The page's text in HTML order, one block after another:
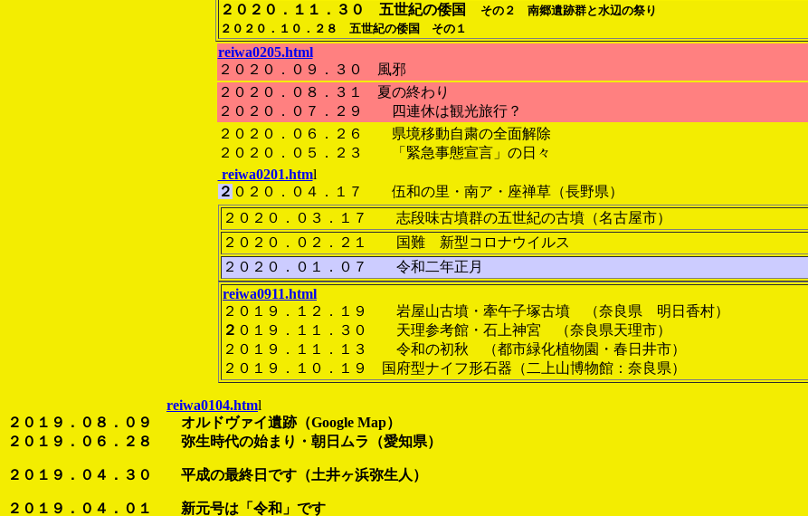
２０２０．１１．３０ 五世紀の倭国
その２ 南郷遺跡群と水辺の祭り
２０２０．１０．２８ 五世紀の倭国 その１
reiwa0205.html
２０２０．０９．３０ 風邪
２０２０．０８．３１ 夏の終わり
２０２０．０７．２９ 四連休は観光旅行？
２０２０．０６．２６ 県境移動自粛の全面解除
２０２０．０５．２３ 「緊急事態宣言」の日々
reiwa0201.html
２ ０２０．０４．１７ 伍和の里・南ア・座禅草（長野県）
２０２０．０３．１７ 志段味古墳群の五世紀の古墳（名古屋市）
２０２０．０２．２１ 国難 新型コロナウイルス
２０２０．０１．０７ 令和二年正月
reiwa0911.html
２０１９．１２．１９ 岩屋山古墳・牽午子塚古墳 （奈良県 明日香村）
２ ０１９．１１．３０ 天理参考館・石上神宮 （奈良県天理市）
２０１９．１１．１３ 令和の初秋 （都市緑化植物園・春日井市）
２０１９．１０．１９ 国府型ナイフ形石器（二上山博物館：奈良県）
reiwa0104.html
２０１９．０８．０９ オルドヴァイ遺跡（Google Map）
２０１９．０６．２８ 弥生時代の始まり・朝日ムラ（愛知県）
２０１９．０４．３０ 平成の最終日です（土井ヶ浜弥生人）
２０１９．０４．０１ 新元号は「令和」です